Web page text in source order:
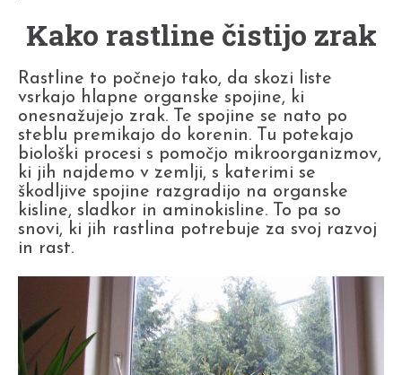
Kako rastline čistijo zrak
Rastline to počnejo tako, da skozi liste
vsrkajo hlapne organske spojine, ki
onesnažujejo zrak. Te spojine se nato po
steblu premikajo do korenin. Tu potekajo
biološki procesi s pomočjo mikroorganizmov,
ki jih najdemo v zemlji, s katerimi se
škodljive spojine razgradijo na organske
kisline, sladkor in aminokisline. To pa so
snovi, ki jih rastlina potrebuje za svoj razvoj
in rast.